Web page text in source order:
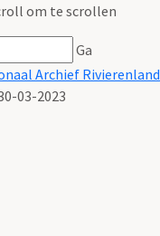
om te scrollen
Ga
Archief Rivierenland
03-2023